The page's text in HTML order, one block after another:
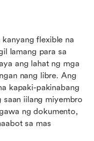
flexible na
lamang para sa
ang lahat ng mga
nang libre. Ang
kapaki-pakinabang
saan iilang miyembro
ng dokumento,
sa mas